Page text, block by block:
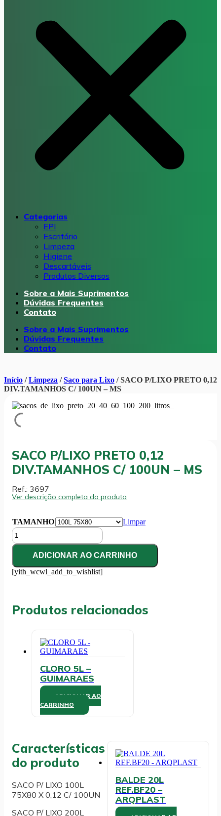
Categorias
EPI
Escritório
Limpeza
Higiene
Descartáveis
Produtos Diversos
Sobre a Mais Suprimentos
Dúvidas Frequentes
Contato
Sobre a Mais Suprimentos
Dúvidas Frequentes
Contato
Início /Limpeza /Saco para Lixo / SACO P/LIXO PRETO 0,12
DIV.TAMANHOS C/ 100UN – MS
SACO P/LIXO PRETO 0,12
DIV.TAMANHOS C/ 100UN – MS
Ref.: 3697
Ver descrição completa do produto
TAMANHO
Limpar
SACO
P/LIXO
PRETO
DIV.TAMANHOS
C/
quantidade
ADICIONAR AO CARRINHO
[yith_wcwl_add_to_wishlist]
Produtos relacionados
CLORO 5L –
GUIMARAES
ADICIONAR AO
CARRINHO
BALDE 20L
REF.BF20 –
ARQPLAST
Características
do produto
SACO P/ LIXO 100L
75X80 X 0,12 C/ 100UN
SACO P/ LIXO 200L